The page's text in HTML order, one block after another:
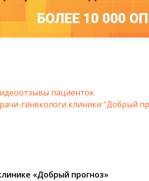
пациенток
гинекологи клиники “Добрый
«Добрый прогноз»